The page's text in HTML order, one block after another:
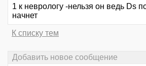
1 к неврологу -нельзя он ведь Ds
начнет
К списку тем
Добавить новое сообщение